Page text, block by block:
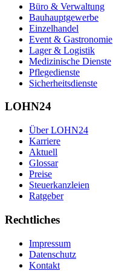
Büro & Verwaltung
Bauhauptgewerbe
Einzelhandel
Event & Gastronomie
Lager & Logistik
Medizinische Dienste
Pflegedienste
Sicherheitsdienste
LOHN24
Über LOHN24
Karriere
Aktuell
Glossar
Preise
Steuerkanzleien
Ratgeber
Rechtliches
Impressum
Datenschutz
Kontakt